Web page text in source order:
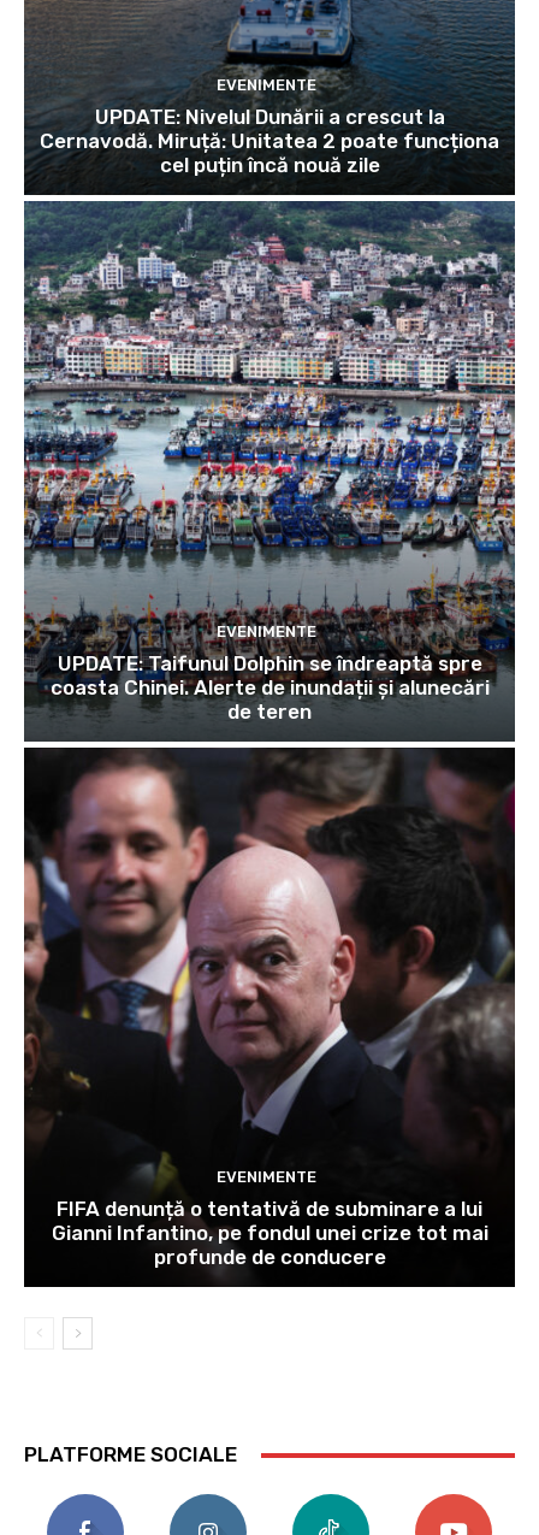
EVENIMENTE
UPDATE: Nivelul Dunării a crescut la
Cernavodă. Miruță: Unitatea 2 poate funcționa
cel puțin încă nouă zile
EVENIMENTE
UPDATE: Taifunul Dolphin se îndreaptă spre
coasta Chinei. Alerte de inundații și alunecări
de teren
EVENIMENTE
FIFA denunță o tentativă de subminare a lui
Gianni Infantino, pe fondul unei crize tot mai
profunde de conducere
PLATFORME SOCIALE